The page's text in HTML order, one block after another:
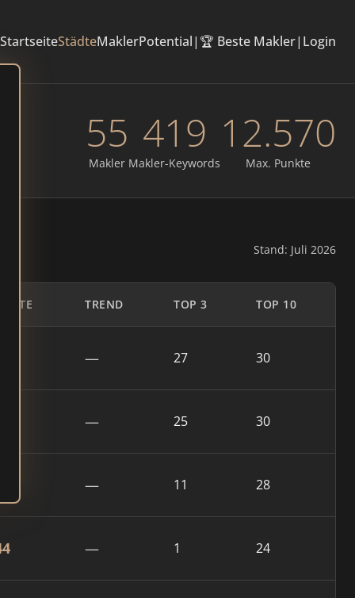
StartseiteStädteMaklerPotential| 🏆 Beste Makler| Login
55
Makler
419
Makler-Keywords
12.570
Max. Punkte
Stand: Juli 2026
TREND TOP 3 TOP 10
— 27 30
— 25 30
— 11 28
— 1 24